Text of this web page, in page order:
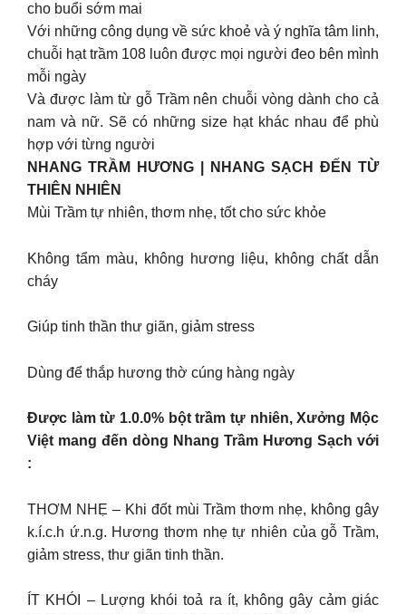
cho buổi sớm mai
Với những công dụng về sức khoẻ và ý nghĩa tâm linh,
chuỗi hạt trầm 108 luôn được mọi người đeo bên mình
mỗi ngày
Và được làm từ gỗ Trầm nên chuỗi vòng dành cho cả
nam và nữ. Sẽ có những size hạt khác nhau để phù
hợp với từng người
NHANG TRẦM HƯƠNG | NHANG SẠCH ĐẾN TỪ
THIÊN NHIÊN
Mùi Trầm tự nhiên, thơm nhẹ, tốt cho sức khỏe
Không tẩm màu, không hương liệu, không chất dẫn
cháy
Giúp tinh thần thư giãn, giảm stress
Dùng để thắp hương thờ cúng hàng ngày
Được làm từ 1.0.0% bột trầm tự nhiên, Xưởng Mộc
Việt mang đến dòng Nhang Trầm Hương Sạch với
:
THƠM NHẸ – Khi đốt mùi Trầm thơm nhẹ, không gây
k.í.c.h ứ.n.g. Hương thơm nhẹ tự nhiên của gỗ Trầm,
giảm stress, thư giãn tinh thần.
ÍT KHÓI – Lượng khói toả ra ít, không gây cảm giác